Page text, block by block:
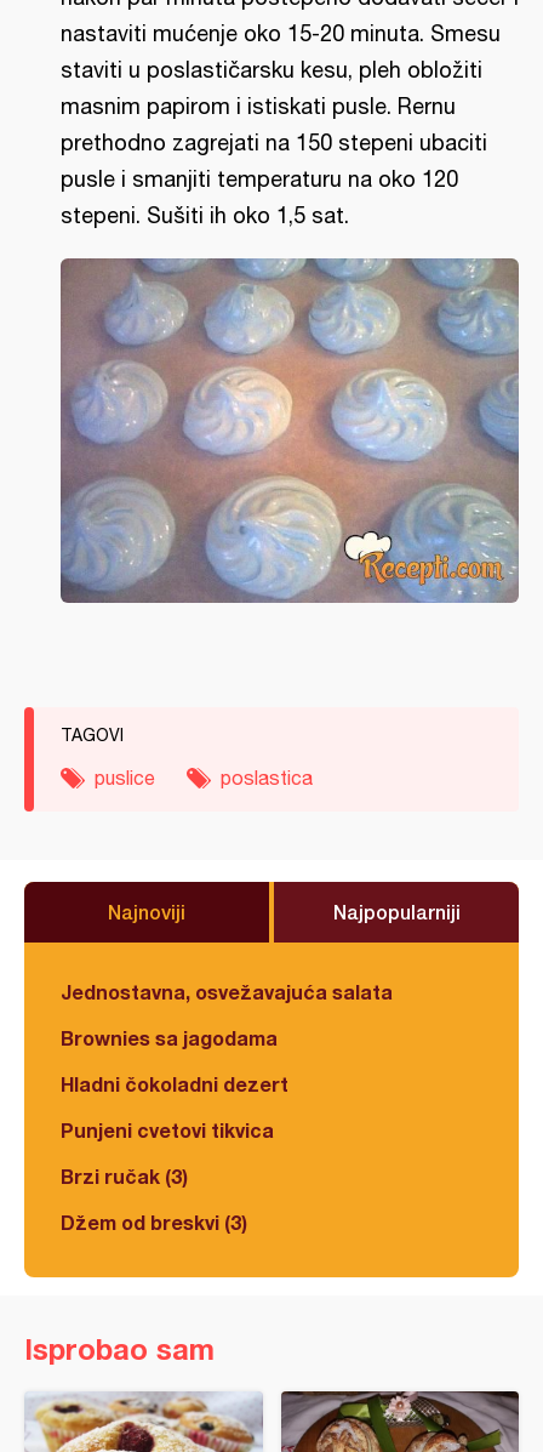
nastaviti mućenje oko 15-20 minuta. Smesu
staviti u poslastičarsku kesu, pleh obložiti
masnim papirom i istiskati pusle. Rernu
prethodno zagrejati na 150 stepeni ubaciti
pusle i smanjiti temperaturu na oko 120
stepeni. Sušiti ih oko 1,5 sat.
TAGOVI
puslice poslastica
Najnoviji Najpopularniji
Jednostavna, osvežavajuća salata
Brownies sa jagodama
Hladni čokoladni dezert
Punjeni cvetovi tikvica
Brzi ručak (3)
Džem od breskvi (3)
Isprobao sam